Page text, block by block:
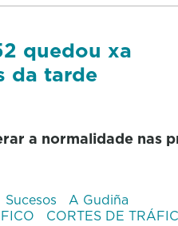
quedou xa
da tarde
a normalidade nas
Sucesos
A Gudiña
CORTES DE